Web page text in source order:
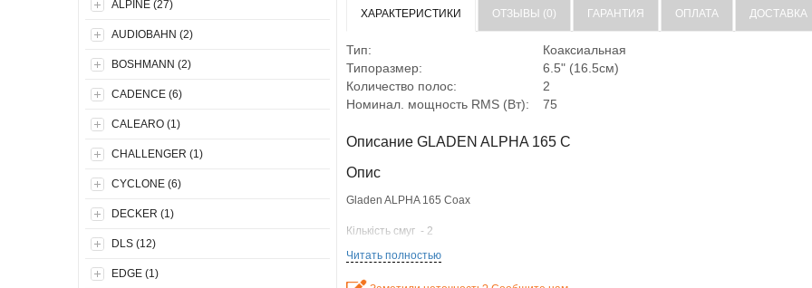
ALPINE (27)
AUDIOBAHN (2)
BOSHMANN (2)
CADENCE (6)
CALEARO (1)
CHALLENGER (1)
CYCLONE (6)
DECKER (1)
DLS (12)
EDGE (1)
ХАРАКТЕРИСТИКИ ОТЗЫВЫ (0) ГАРАНТИЯ ОПЛАТА ДОСТАВКА
Тип:
Коаксиальная
Типоразмер:
6.5" (16.5см)
Количество полос:
2
Номинал. мощность RMS (Вт):
75
Описание GLADEN ALPHA 165 C
Опис
Gladen ALPHA 165 Coax
Кількість смуг - 2
Розмір - 6-6.5'' (16-17см)
Читать полностью